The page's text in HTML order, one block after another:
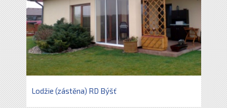
Lodžie (zástěna) RD Býšť